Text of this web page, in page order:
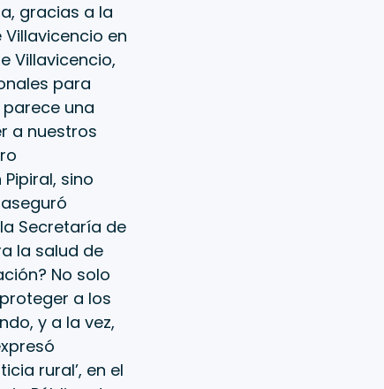
gracias a la
en
Villavicencio,
para
una
a nuestros
sino
Secretaría de
la salud de
No solo
a los
y a la vez,
rural’, en el